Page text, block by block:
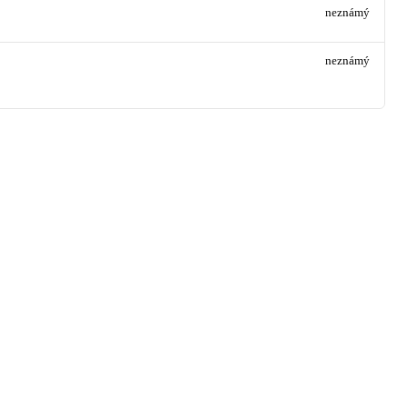
neznámý
neznámý